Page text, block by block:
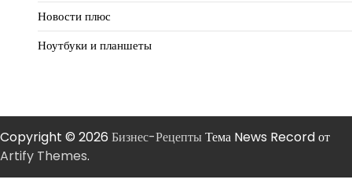
Новости плюс
Ноутбуки и планшеты
Copyright © 2026 Бизнес-РецептыТема News Record от
Artify Themes.